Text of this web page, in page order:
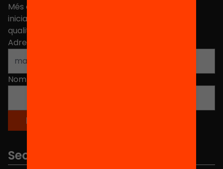
Més de 40.000 persones ja han triat Equitat. Rep
iniciatives, propostes i projectes per millorar la
qualitat de l'educació a Catalunya.
Adreça electrònica
Nom
Seccions